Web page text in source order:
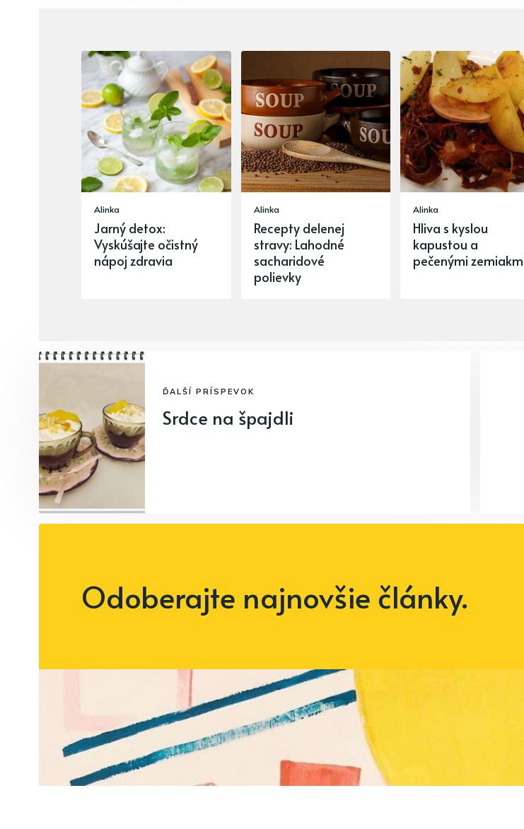
Alinka
Jarný detox:
Vyskúšajte očistný
nápoj zdravia
Alinka
Recepty delenej
stravy: Lahodné
sacharidové
polievky
Alinka
Hliva s kyslou
kapustou a
pečenými
ĎALŠÍ PRÍSPEVOK
Srdce na špajdli
Odoberajte najnovšie články.